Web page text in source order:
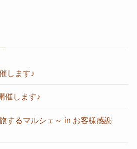
します♪
催します♪
するマルシェ～ in お客様感謝